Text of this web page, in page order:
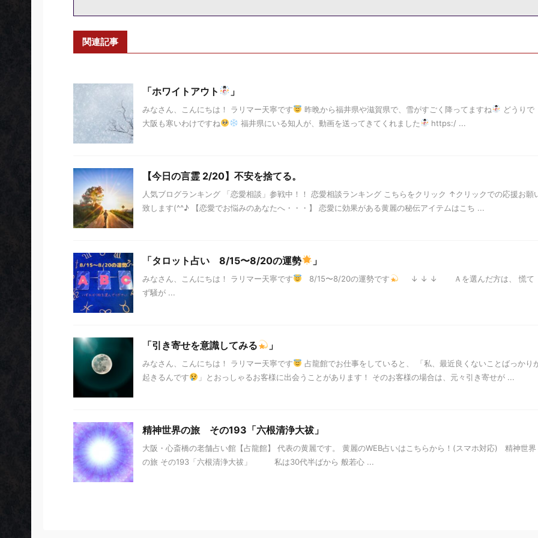
関連記事
「ホワイトアウト 」
みなさん、こんにちは！ ラリマー天寧です 昨晩から福井県や滋賀県で、雪がすごく降ってますね
どうりで
大阪も寒いわけですね
福井県にいる知人が、動画を送ってきてくれました https:/ ...
【今日の言霊 2/20】不安を捨てる。
人気ブログランキング 「恋愛相談」参戦中！！ 恋愛相談ランキング こちらをクリック ↑クリックでの応援お願
致します(^^♪ 【恋愛でお悩みのあなたへ・・・】 恋愛に効果がある黄麗の秘伝アイテムはこち ...
「タロット占い 8/15〜8/20の運勢 」
みなさん、こんにちは！ ラリマー天寧です 8/15〜8/20の運勢です
↓ ↓ ↓ Ａを選んだ方は、 慌て
ず騒が ...
「引き寄せを意識してみる 」
みなさん、こんにちは！ ラリマー天寧です
占龍館でお仕事をしていると、 「私、最近良くないことばっかり
起きるんです
」とおっしゃるお客様に出会うことがあります！ そのお客様の場合は、元々引き寄せが ...
精神世界の旅 その193「六根清浄大祓」
大阪・心斎橋の老舗占い館【占龍館】 代表の黄麗です。 黄麗のWEB占いはこちらから！(スマホ対応) 精神世界
の旅 その193「六根清浄大祓」 私は30代半ばから 般若心 ...